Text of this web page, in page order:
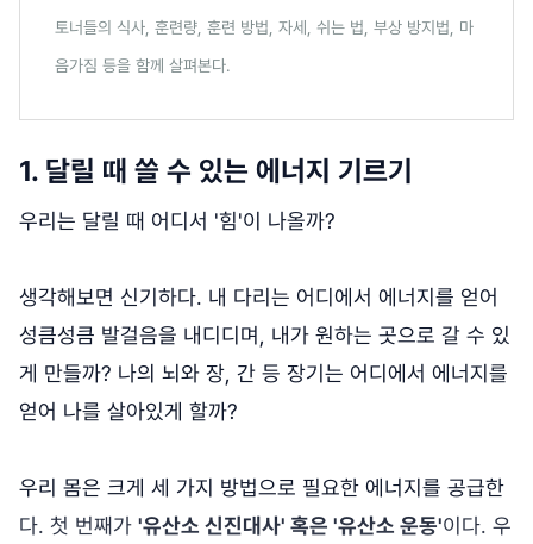
토너들의 식사, 훈련량, 훈련 방법, 자세, 쉬는 법, 부상 방지법, 마
음가짐 등을 함께 살펴본다.
1. 달릴 때 쓸 수 있는 에너지 기르기
우리는 달릴 때 어디서 '힘'이 나올까?
생각해보면 신기하다. 내 다리는 어디에서 에너지를 얻어
성큼성큼 발걸음을 내디디며, 내가 원하는 곳으로 갈 수 있
게 만들까? 나의 뇌와 장, 간 등 장기는 어디에서 에너지를
얻어 나를 살아있게 할까?
우리 몸은 크게 세 가지 방법으로 필요한 에너지를 공급한
다. 첫 번째가 '유산소 신진대사' 혹은 '유산소 운동'이다. 우